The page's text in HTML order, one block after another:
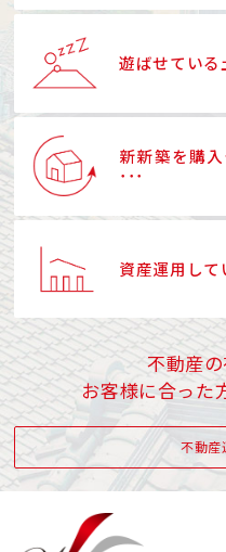
遊ばせている
新新築を購
･･･
資産運用して
不動産
お客様に合った
不動産